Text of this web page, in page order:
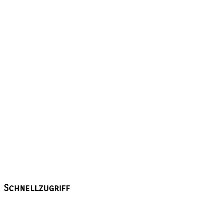
Schnellzugriff